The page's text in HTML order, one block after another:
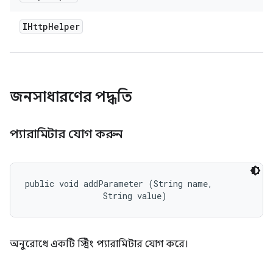
IHttpHelper
জনসাধারণের পদ্ধতি
প্যারামিটার যোগ করুন
public void addParameter (String name,
                String value)
অনুরোধে একটি স্ট্রিং প্যারামিটার যোগ করে।